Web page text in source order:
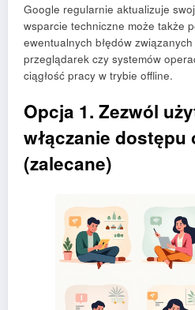
Google regularnie aktualizuje
wsparcie techniczne może także
ewentualnych błędów
przeglądarek czy systemów
ciągłość pracy w trybie offline.
Opcja 1. Zezwól
włączanie dostępu
(zalecane)